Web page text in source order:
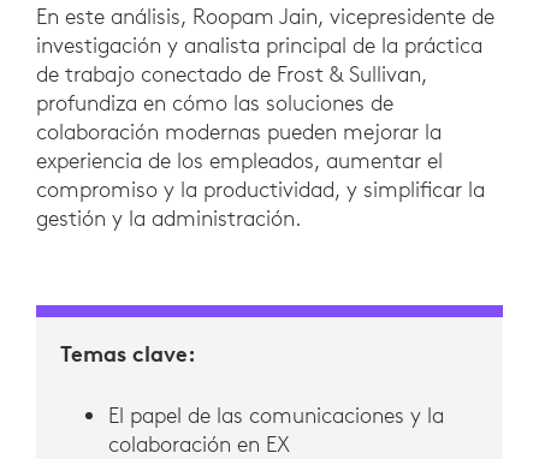
En este análisis, Roopam Jain, vicepresidente de
investigación y analista principal de la práctica
de trabajo conectado de Frost & Sullivan,
profundiza en cómo las soluciones de
colaboración modernas pueden mejorar la
experiencia de los empleados, aumentar el
compromiso y la productividad, y simplificar la
gestión y la administración.
Temas clave:
El papel de las comunicaciones y la
colaboración en EX